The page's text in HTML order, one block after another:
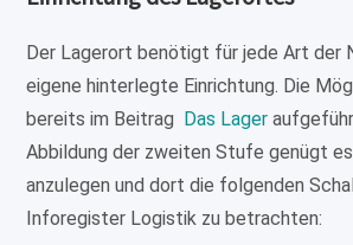
Der Lagerort benötigt für jede Art der
eigene hinterlegte Einrichtung. Die
bereits im Beitrag Das Lager
Abbildung der zweiten Stufe genügt
anzulegen und dort die folgenden
Inforegister Logistik zu betrachten: